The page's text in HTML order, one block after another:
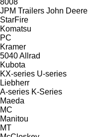
JPM Trailers John Deere
StarFire
Komatsu
PC
Kramer
5040Allrad
Kubota
KX-series U-series
Liebherr
A-series K-Series
Maeda
MC
Manitou
MT